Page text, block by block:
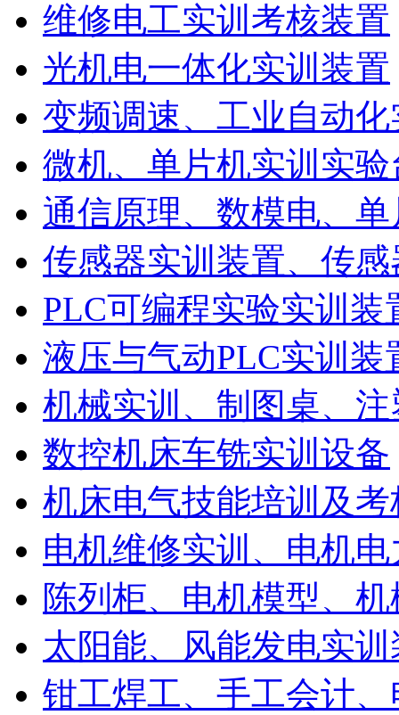
维修电工实训考核装置
光机电一体化实训装置
变频调速、工业自动
微机、单片机实训实验
通信原理、数模电、
传感器实训装置、传
PLC可编程实验实训装
液压与气动PLC实训装
机械实训、制图桌、
数控机床车铣实训设备
机床电气技能培训及
电机维修实训、电机
陈列柜、电机模型、
太阳能、风能发电实训
钳工焊工、手工会计